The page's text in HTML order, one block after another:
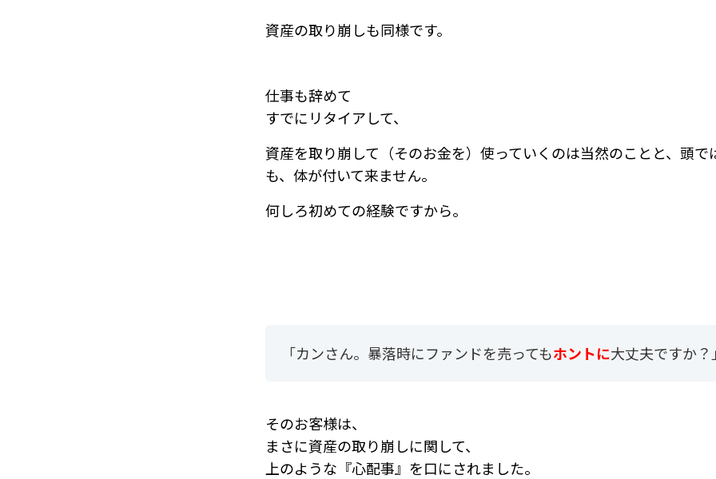
資産の取り崩しも同様です。
仕事も辞めて
すでにリタイアして、
資産を取り崩して（そのお金を）使っていくのは当然のことと、頭で
も、体が付いて来ません。
何しろ初めての経験ですから。
「カンさん。暴落時にファンドを売ってもホントに大丈夫ですか？
そのお客様は、
まさに資産の取り崩しに関して、
上のような『心配事』を口にされました。